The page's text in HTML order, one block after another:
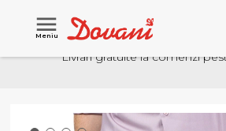
Meniu
Livrari gratuite la comenzi